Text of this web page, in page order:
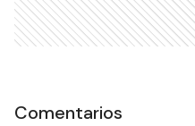
Comentarios